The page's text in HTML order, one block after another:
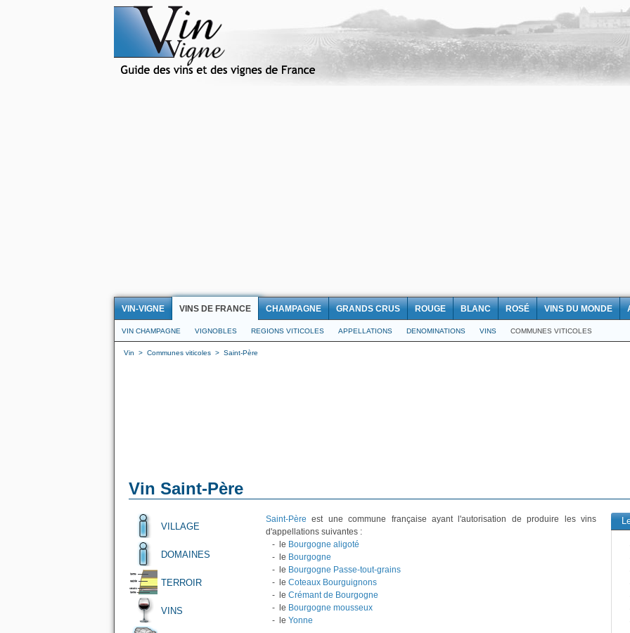
VIN-VIGNE VINS DE FRANCE CHAMPAGNE GRANDS CRUS ROUGE BLANC ROSÉ VINS DU MONDE
VIN CHAMPAGNE VIGNOBLES REGIONS VITICOLES APPELLATIONS DENOMINATIONS VINS COMMUNES VITICOLES
Vin > Communes viticoles > Saint-Père
Vin Saint-Père
VILLAGE
DOMAINES
TERROIR
VINS
Saint-Père est une commune française ayant l'autorisation de produire les vins
d'appellations suivantes :
- le Bourgogne aligoté
- le Bourgogne
- le Bourgogne Passe-tout-grains
- le Coteaux Bourguignons
- le Crémant de Bourgogne
- le Bourgogne mousseux
- le Yonne